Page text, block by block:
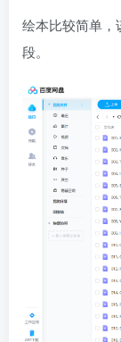
绘本比较简单，
段。